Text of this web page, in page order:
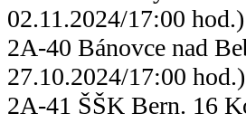
02.11.2024/17:00
2A-40 Bánovce
27.10.2024/17:00
2A-41 ŠŠK Bern.